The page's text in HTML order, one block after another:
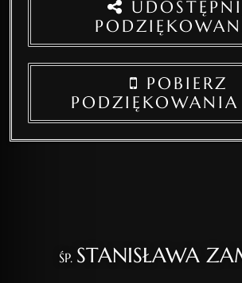
POBIERZ
PODZIĘKOWANIA
ŚP. STANISŁAWA